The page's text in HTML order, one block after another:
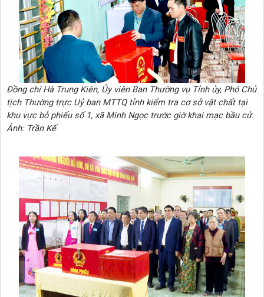
Đồng chí Hà Trung Kiên, Ủy viên Ban Thường vụ Tỉnh ủy, Phó Chủ
tịch Thường trực Uỷ ban MTTQ tỉnh kiểm tra cơ sở vật chất tại
khu vực bỏ phiếu số 1, xã Minh Ngọc trước giờ khai mạc bầu cử.
Ảnh: Trần Kế